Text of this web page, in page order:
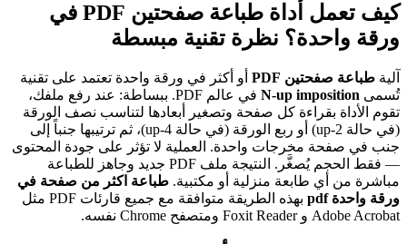
كيف تعمل أداة طباعة صفحتين PDF في
ورقة واحدة؟ نظرة تقنية مبسطة
آلية طباعة صفحتين PDF
أو أكثر في ورقة واحدة تعتمد على تقنية
تُسمى N-up imposition
في عالم PDF. ببساطة: عند رفع ملفك،
تقوم الأداة بقراءة كل صفحة وتصغير أبعادها لتناسب نصف الورقة
(في حالة 2-up) أو ربع الورقة (في حالة 4-up)، ثم ترتيبها جنباً إلى
جنب في صفحة مخرجات واحدة. العملية لا تؤثر على جودة المحتوى
— فقط الحجم يُصغَّر. النتيجة ملف PDF جديد وجاهز للطباعة
مباشرة من أي طابعة منزلية أو مكتبية. طباعة اكثر من صفحة في
ورقة واحدة pdf
بهذه الطريقة متوافقة مع جميع قارئات PDF مثل
Adobe Acrobat و Foxit Reader ومتصفح Chrome نفسه.